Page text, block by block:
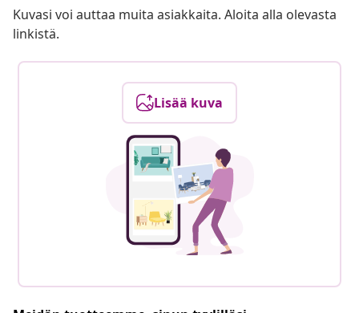
Kuvasi voi auttaa muita asiakkaita. Aloita alla olevasta
linkistä.
Lisää kuva